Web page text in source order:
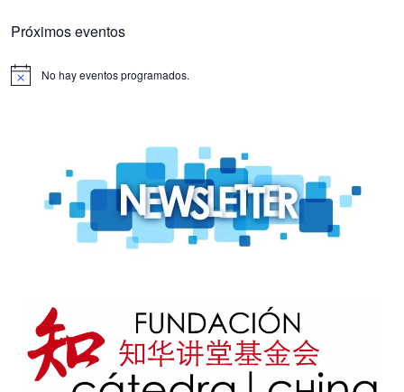
Próximos eventos
Aviso No hay eventos programados.